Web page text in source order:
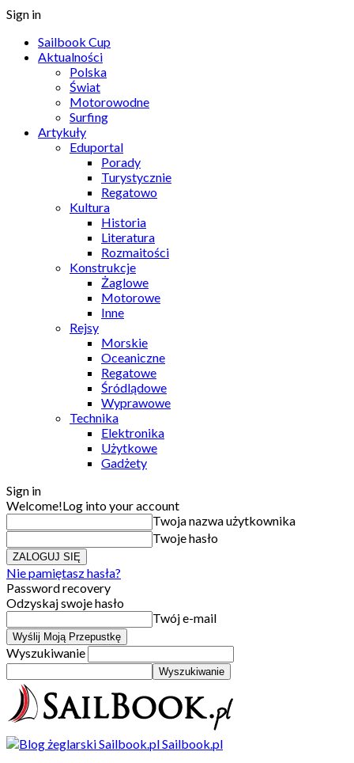
Sign in
Sailbook Cup
Aktualności
Polska
Świat
Motorowodne
Surfing
Artykuły
Eduportal
Porady
Turystycznie
Regatowo
Kultura
Historia
Literatura
Rozmaitości
Konstrukcje
Żaglowe
Motorowe
Inne
Rejsy
Morskie
Oceaniczne
Regatowe
Śródlądowe
Wyprawowe
Technika
Elektronika
Użytkowe
Gadżety
Sign in
Welcome!Log into your account
Twoja nazwa użytkownika
Twoje hasło
Nie pamiętasz hasła?
Password recovery
Odzyskaj swoje hasło
Twój e-mail
Wyszukiwanie
Sailbook.pl